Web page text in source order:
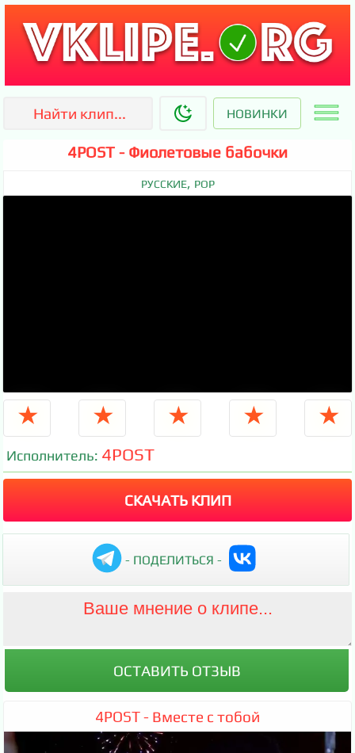
НОВИНКИ
4POST - Фиолетовые бабочки
РУССКИЕ, POP
★ ★ ★ ★ ★
Исполнитель: 4POST
СКАЧАТЬ КЛИП
- ПОДЕЛИТЬСЯ -
4POST - Вместе с тобой